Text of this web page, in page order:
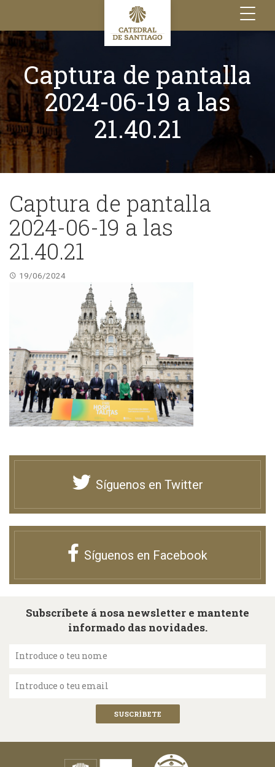
Toggle
navigation
Captura de pantalla
2024-06-19 a las
21.40.21
Captura de pantalla
2024-06-19 a las
21.40.21
19/06/2024
Síguenos en Twitter
Síguenos en Facebook
Subscríbete á nosa newsletter e mantente
informado das novidades.
Introduce o teu nome
Introduce o teu email